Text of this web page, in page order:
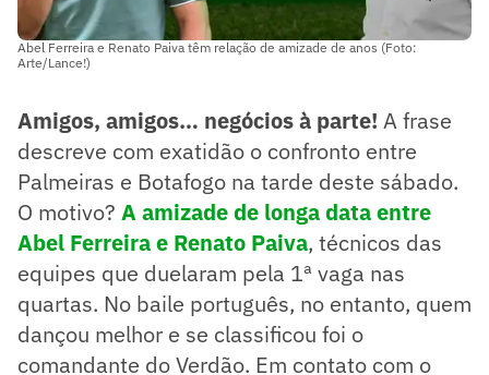
Abel Ferreira e Renato Paiva têm relação de amizade de anos (Foto:
Arte/Lance!)
Amigos, amigos… negócios à parte! A frase
descreve com exatidão o confronto entre
Palmeiras e Botafogo na tarde deste sábado.
O motivo? A amizade de longa data entre
Abel Ferreira e Renato Paiva, técnicos das
equipes que duelaram pela 1ª vaga nas
quartas. No baile português, no entanto, quem
dançou melhor e se classificou foi o
comandante do Verdão. Em contato com o